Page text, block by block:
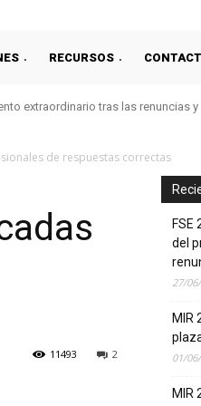
RECURSOS
extraordinario tras las renuncias
de respuestas correctas
2
11493
FSE
del
27/
MIR
01/
MIR